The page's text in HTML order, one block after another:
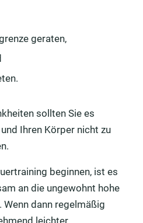
geraten,
sollten Sie es
Ihren Körper nicht zu
beginnen, ist es
an die ungewohnt hohe
Wenn dann regelmäßig
leichter